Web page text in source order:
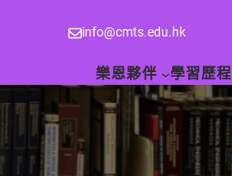
info@cmts.edu.hk
樂恩夥伴 學習歷程